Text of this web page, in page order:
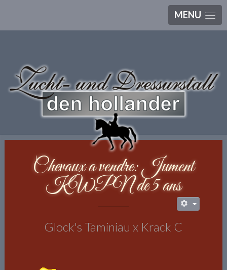
MENU
Chevaux a vendre: Jument
KWPN de 5 ans
Glock's Taminiau x Krack C